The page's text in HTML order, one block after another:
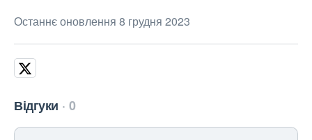
Останнє оновлення 8 грудня 2023
Відгуки 0